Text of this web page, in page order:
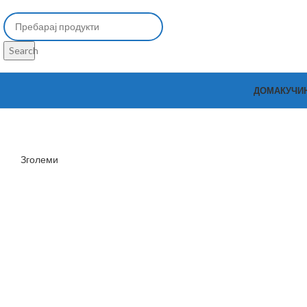
Search
ДОМА
Зголеми